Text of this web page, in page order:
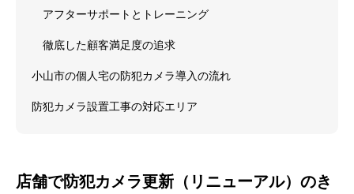
アフターサポートとトレーニング
徹底した顧客満足度の追求
小山市の個人宅の防犯カメラ導入の流れ
防犯カメラ設置工事の対応エリア
店舗で防犯カメラ更新（リニューアル）のき